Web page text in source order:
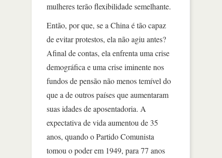
mulheres terão flexibilidade semelhante.
Então, por que, se a China é tão capaz
de evitar protestos, ela não agiu antes?
Afinal de contas, ela enfrenta uma crise
demográfica e uma crise iminente nos
fundos de pensão não menos temível do
que a de outros países que aumentaram
suas idades de aposentadoria. A
expectativa de vida aumentou de 35
anos, quando o Partido Comunista
tomou o poder em 1949, para 77 anos